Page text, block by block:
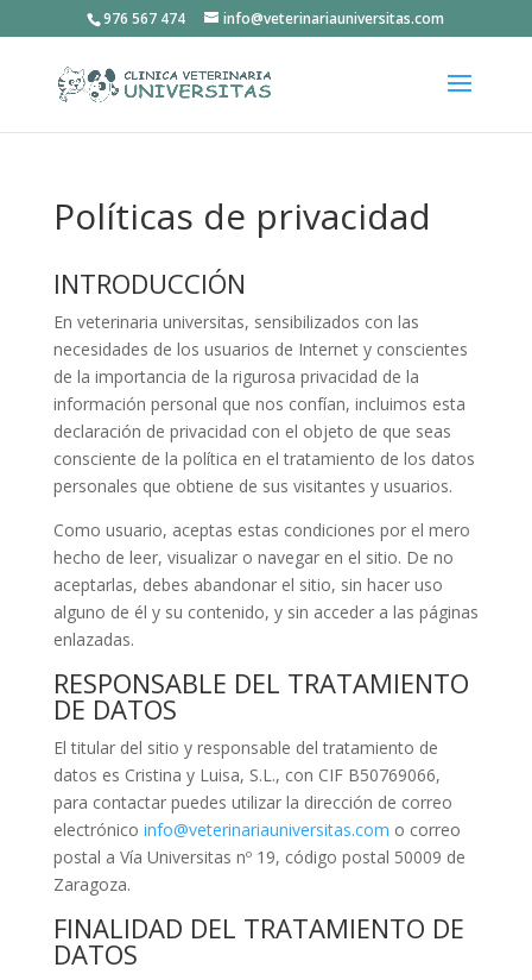
976 567 474 info@veterinariauniversitas.com
Políticas de privacidad
INTRODUCCIÓN
En veterinaria universitas, sensibilizados con las
necesidades de los usuarios de Internet y conscientes
de la importancia de la rigurosa privacidad de la
información personal que nos confían, incluimos esta
declaración de privacidad con el objeto de que seas
consciente de la política en el tratamiento de los datos
personales que obtiene de sus visitantes y usuarios.
Como usuario, aceptas estas condiciones por el mero
hecho de leer, visualizar o navegar en el sitio. De no
aceptarlas, debes abandonar el sitio, sin hacer uso
alguno de él y su contenido, y sin acceder a las páginas
enlazadas.
RESPONSABLE DEL TRATAMIENTO
DE DATOS
El titular del sitio y responsable del tratamiento de
datos es Cristina y Luisa, S.L., con CIF B50769066,
para contactar puedes utilizar la dirección de correo
electrónico info@veterinariauniversitas.com o correo
postal a Vía Universitas nº 19, código postal 50009 de
Zaragoza.
FINALIDAD DEL TRATAMIENTO DE
DATOS